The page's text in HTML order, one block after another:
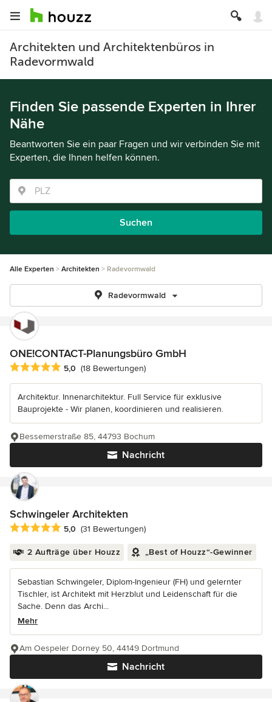
Architekten und Architektenbüros in
Radevormwald
Finden Sie passende Experten in Ihrer
Nähe
Beantworten Sie ein paar Fragen und wir verbinden Sie mit
Experten, die Ihnen helfen können.
Suchen
Alle Experten Architekten Radevormwald
Radevormwald
ONE!CONTACT-Planungsbüro GmbH
Durchschnittliche Bewertung: 5 von 5 Sternen
5,0 (18 Bewertungen)
Architektur. Innenarchitektur. Full Service für exklusive
Bauprojekte - Wir planen, koordinieren und realisieren.
Nachricht
Bessemerstraße 85, 44793 Bochum
Schwingeler Architekten
Durchschnittliche Bewertung: 5 von 5 Sternen
5,0 (31 Bewertungen)
2 Aufträge über Houzz „Best of Houzz“-Gewinner
Sebastian Schwingeler, Diplom-Ingenieur (FH) und gelernter
Tischler, ist Architekt mit Herzblut und Leidenschaft für die
Sache. Denn das Archi...
Mehr
Nachricht
Am Oespeler Dorney 50, 44149 Dortmund